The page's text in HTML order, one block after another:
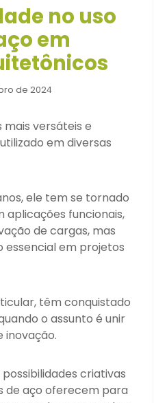
no uso
em
de 2024
mais versáteis e
em diversas
ele tem se tornado
aplicações funcionais,
de cargas, mas
em projetos
têm conquistado
o assunto é unir
inovação.
criativas
de aço oferecem para